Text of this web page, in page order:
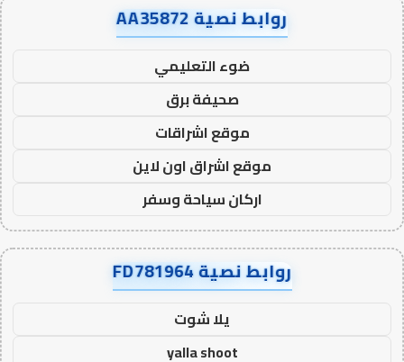
روابط نصية AA35872
ضوء التعليمي
صحيفة برق
موقع اشراقات
موقع اشراق اون لاين
اركان سياحة وسفر
روابط نصية FD781964
يلا شوت
yalla shoot